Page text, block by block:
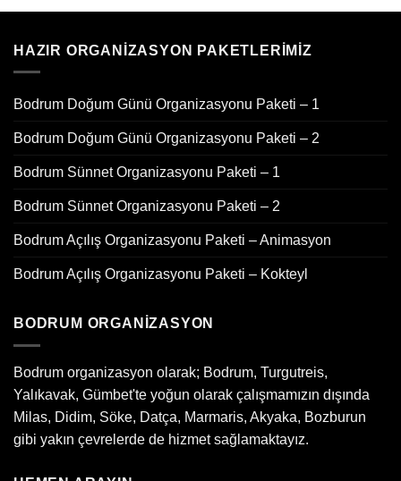
HAZIR ORGANIZASYON PAKETLERIMIZ
Bodrum Doğum Günü Organizasyonu Paketi – 1
Bodrum Doğum Günü Organizasyonu Paketi – 2
Bodrum Sünnet Organizasyonu Paketi – 1
Bodrum Sünnet Organizasyonu Paketi – 2
Bodrum Açılış Organizasyonu Paketi – Animasyon
Bodrum Açılış Organizasyonu Paketi – Kokteyl
BODRUM ORGANIZASYON
Bodrum organizasyon olarak; Bodrum, Turgutreis,
Yalıkavak, Gümbet'te yoğun olarak çalışmamızın dışında
Milas, Didim, Söke, Datça, Marmaris, Akyaka, Bozburun
gibi yakın çevrelerde de hizmet sağlamaktayız.